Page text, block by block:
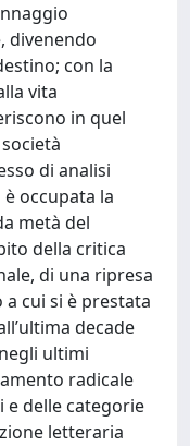
divenendo
con la
vita
in quel
di analisi
occupata la
metà del
della critica
di una ripresa
cui si è prestata
decade
ultimi
radicale
delle categorie
letteraria